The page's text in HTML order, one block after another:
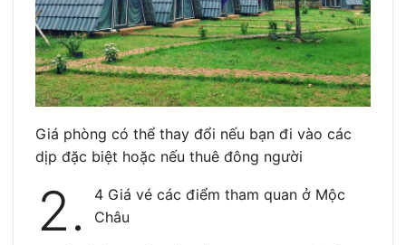
Giá phòng có thể thay đổi nếu bạn đi vào các
dịp đặc biệt hoặc nếu thuê đông người
2.
4 Giá vé các điểm tham quan ở Mộc
Châu